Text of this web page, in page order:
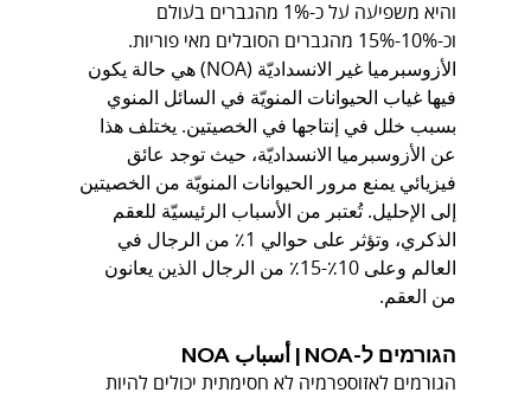
והיא משפיעה על כ-1% מהגברים בעולם
וכ-10%-15% מהגברים הסובלים מאי פוריות.
الأزوسبرميا غير الانسداديّة (NOA) هي حالة يكون
فيها غياب الحيوانات المنويّة في السائل المنوي
بسبب خلل في إنتاجها في الخصيتين. يختلف هذا
عن الأزوسبرميا الانسداديّة، حيث توجد عائق
فيزيائي يمنع مرور الحيوانات المنويّة من الخصيتين
إلى الإحليل. تُعتبر من الأسباب الرئيسيّة للعقم
الذكري، وتؤثر على حوالي 1٪ من الرجال في
العالم وعلى 10٪-15٪ من الرجال الذين يعانون
من العقم.
הגורמים ל-NOA | أسباب NOA
הגורמים לאזוספרמיה לא חסימתית יכולים להיות